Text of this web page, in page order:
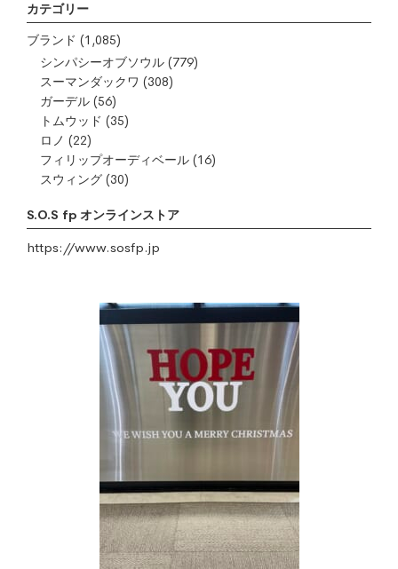
カテゴリー
ブランド (1,085)
シンパシーオブソウル (779)
スーマンダックワ (308)
ガーデル (56)
トムウッド (35)
ロノ (22)
フィリップオーディベール (16)
スウィング (30)
S.O.S fp オンラインストア
https://www.sosfp.jp